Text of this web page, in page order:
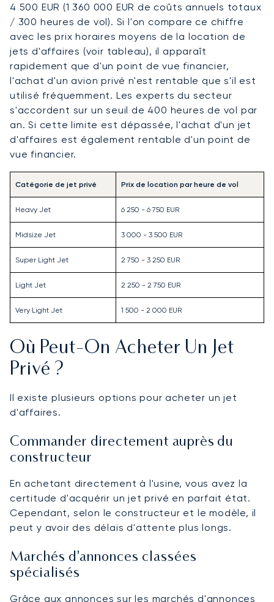
4 500 EUR (1 360 000 EUR de coûts annuels totaux
/ 300 heures de vol). Si l'on compare ce chiffre
avec les prix horaires moyens de la location de
jets d'affaires (voir tableau), il apparaît
rapidement que d'un point de vue financier,
l'achat d'un avion privé n'est rentable que s'il est
utilisé fréquemment. Les experts du secteur
s'accordent sur un seuil de 400 heures de vol par
an. Si cette limite est dépassée, l'achat d'un jet
d'affaires est également rentable d'un point de
vue financier.
Catégorie de jet privé Prix de location par heure de vol
Heavy Jet 6 250 - 6 750 EUR
Midsize Jet 3 000 - 3 500 EUR
Super Light Jet 2 750 - 3 250 EUR
Light Jet 2 250 - 2 750 EUR
Very Light Jet 1 500 - 2 000 EUR
Où Peut-On Acheter Un Jet
Privé ?
Il existe plusieurs options pour acheter un jet
d'affaires.
Commander directement auprès du
constructeur
En achetant directement à l'usine, vous avez la
certitude d'acquérir un jet privé en parfait état.
Cependant, selon le constructeur et le modèle, il
peut y avoir des délais d'attente plus longs.
Marchés d'annonces classées
spécialisés
Grâce aux annonces sur les marchés d'annonces